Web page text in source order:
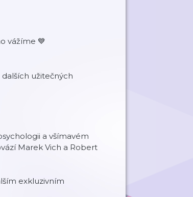
vážíme 💙
užitečných
a všímavém
Marek Vich a Robert
exkluzivním